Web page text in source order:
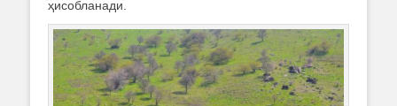
ҳисобланади.